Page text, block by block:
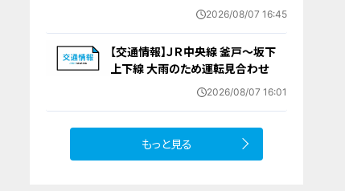
整備方針発表 ｢強烈な光を放つコン
2026/08/07 16:45
【交通情報】ＪＲ中央線 釜戸～坂下
上下線 大雨のため運転見合わせ
2026/08/07 16:01
もっと見る